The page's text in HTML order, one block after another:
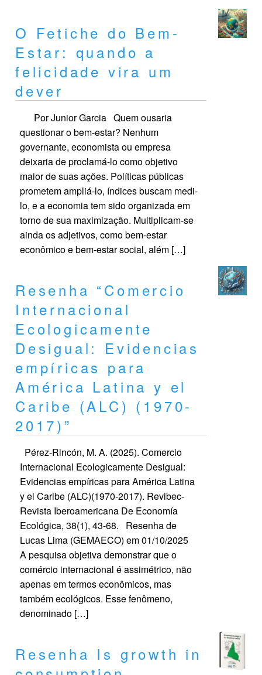
O Fetiche do Bem-
Estar: quando a
felicidade vira um
dever
Por Junior Garcia Quem ousaria
questionar o bem-estar? Nenhum
governante, economista ou empresa
deixaria de proclamá-lo como objetivo
maior de suas ações. Políticas públicas
prometem ampliá-lo, índices buscam medi-
lo, e a economia tem sido organizada em
torno de sua maximização. Multiplicam-se
ainda os adjetivos, como bem-estar
econômico e bem-estar social, além […]
Resenha “Comercio
Internacional
Ecologicamente
Desigual: Evidencias
empíricas para
América Latina y el
Caribe (ALC) (1970-
2017)”
Pérez-Rincón, M. A. (2025). Comercio
Internacional Ecologicamente Desigual:
Evidencias empíricas para América Latina
y el Caribe (ALC)(1970-2017). Revibec-
Revista Iberoamericana De Economía
Ecológica, 38(1), 43-68. Resenha de
Lucas Lima (GEMAECO) em 01/10/2025
A pesquisa objetiva demonstrar que o
comércio internacional é assimétrico, não
apenas em termos econômicos, mas
também ecológicos. Esse fenômeno,
denominado […]
Resenha Is growth in